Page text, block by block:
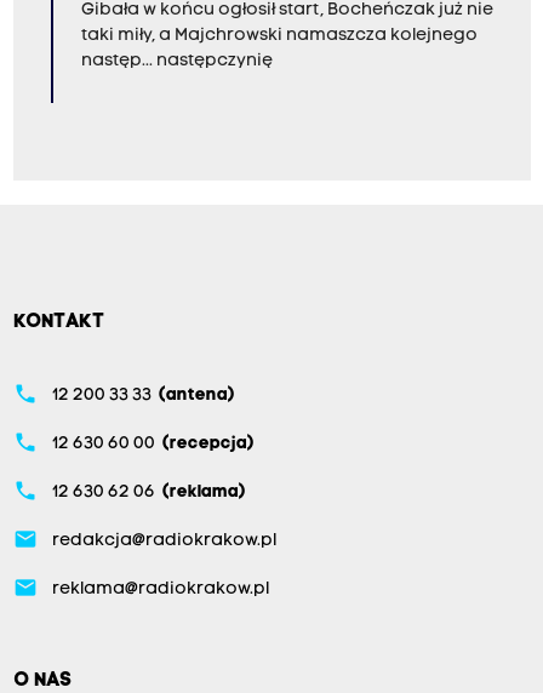
Gibała w końcu ogłosił start, Bocheńczak już nie
taki miły, a Majchrowski namaszcza kolejnego
następ... następczynię
KONTAKT
phone 12 200 33 33 (antena)
phone 12 630 60 00 (recepcja)
phone 12 630 62 06 (reklama)
email redakcja@radiokrakow.pl
email reklama@radiokrakow.pl
O NAS